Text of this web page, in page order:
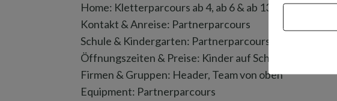
Home: Kletterparcours ab 4, ab 6 & ab 13 Jahren
Kontakt & Anreise: Partnerparcours
Schule & Kindergarten: Partnerparcours, Kind im Netz
Öffnungszeiten & Preise: Kinder auf Schaukel
Firmen & Gruppen: Header, Team von oben
Equipment: Partnerparcours